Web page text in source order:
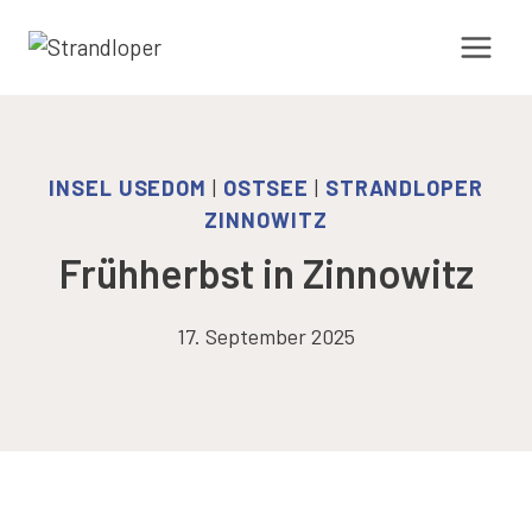
Inhalt
INSEL USEDOM | OSTSEE | STRANDLOPER
ZINNOWITZ
Frühherbst in Zinnowitz
17. September 2025